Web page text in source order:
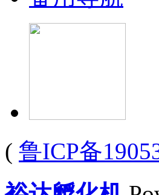
( 鲁ICP备